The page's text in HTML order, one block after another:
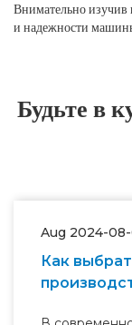
Внимательно
и надежности
Будьте в
Aug 2024-
Как